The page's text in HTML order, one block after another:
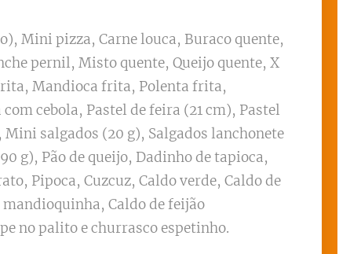
Mini pizza, Carne louca, Buraco quente,
pernil, Misto quente, Queijo quente, X
Mandioca frita, Polenta frita,
cebola, Pastel de feira (21 cm), Pastel
Mini salgados (20 g), Salgados lanchonete
g), Pão de queijo, Dadinho de tapioca,
Pipoca, Cuzcuz, Caldo verde, Caldo de
Caldo de feijão
no palito e churrasco espetinho.